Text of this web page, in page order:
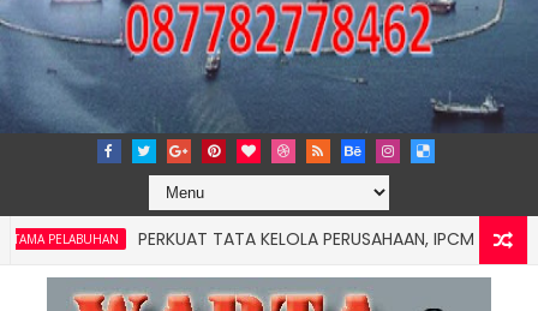
PERKUAT TATA KELOLA PERUSAHAAN, IPCM